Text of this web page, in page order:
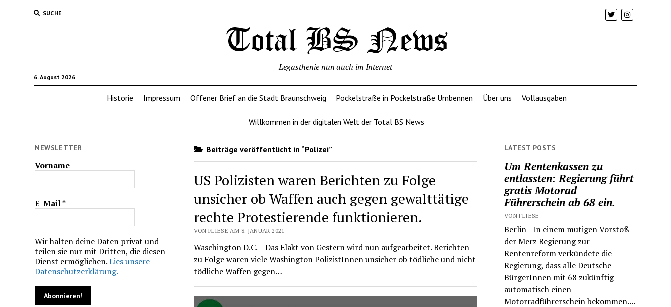
SUCHE
6. August 2026
Legasthenie nun auch im Internet
Historie Impressum Offener Brief an die Stadt Braunschweig Pockelstraße in Pockelstraße Umbennen Über uns Vollausgaben
Willkommen in der digitalen Welt der Total BS News
NEWSLETTER
Vorname
E-Mail*
Wir halten deine Daten privat und
teilen sie nur mit Dritten, die diesen
Dienst ermöglichen.Lies unsere
Datenschutzerklärung.
Beiträge veröffentlicht in “Polizei”
US Polizisten waren Berichten zu Folge
unsicher ob Waffen auch gegen gewalttätige
rechte Protestierende funktionieren.
VON FLIESE AM 8. JANUAR 2021
Waschington D.C. – Das Elakt von Gestern wird nun aufgearbeitet. Berichten
zu Folge waren viele Washington PolizistInnen unsicher ob tödliche und nicht
tödliche Waffen gegen…
LATEST POSTS
Um Rentenkassen zu
entlassten: Regierung führt
gratis Motorad
Führerschein ab 68 ein.
VON FLIESE
Berlin - In einem mutigen Vorstoß
der Merz Regierung zur
Rentenreform verkündete die
Regierung, dass alle Deutsche
BürgerInnen mit 68 zukünftig
automatisch einen
Motorradführerschein bekommen....